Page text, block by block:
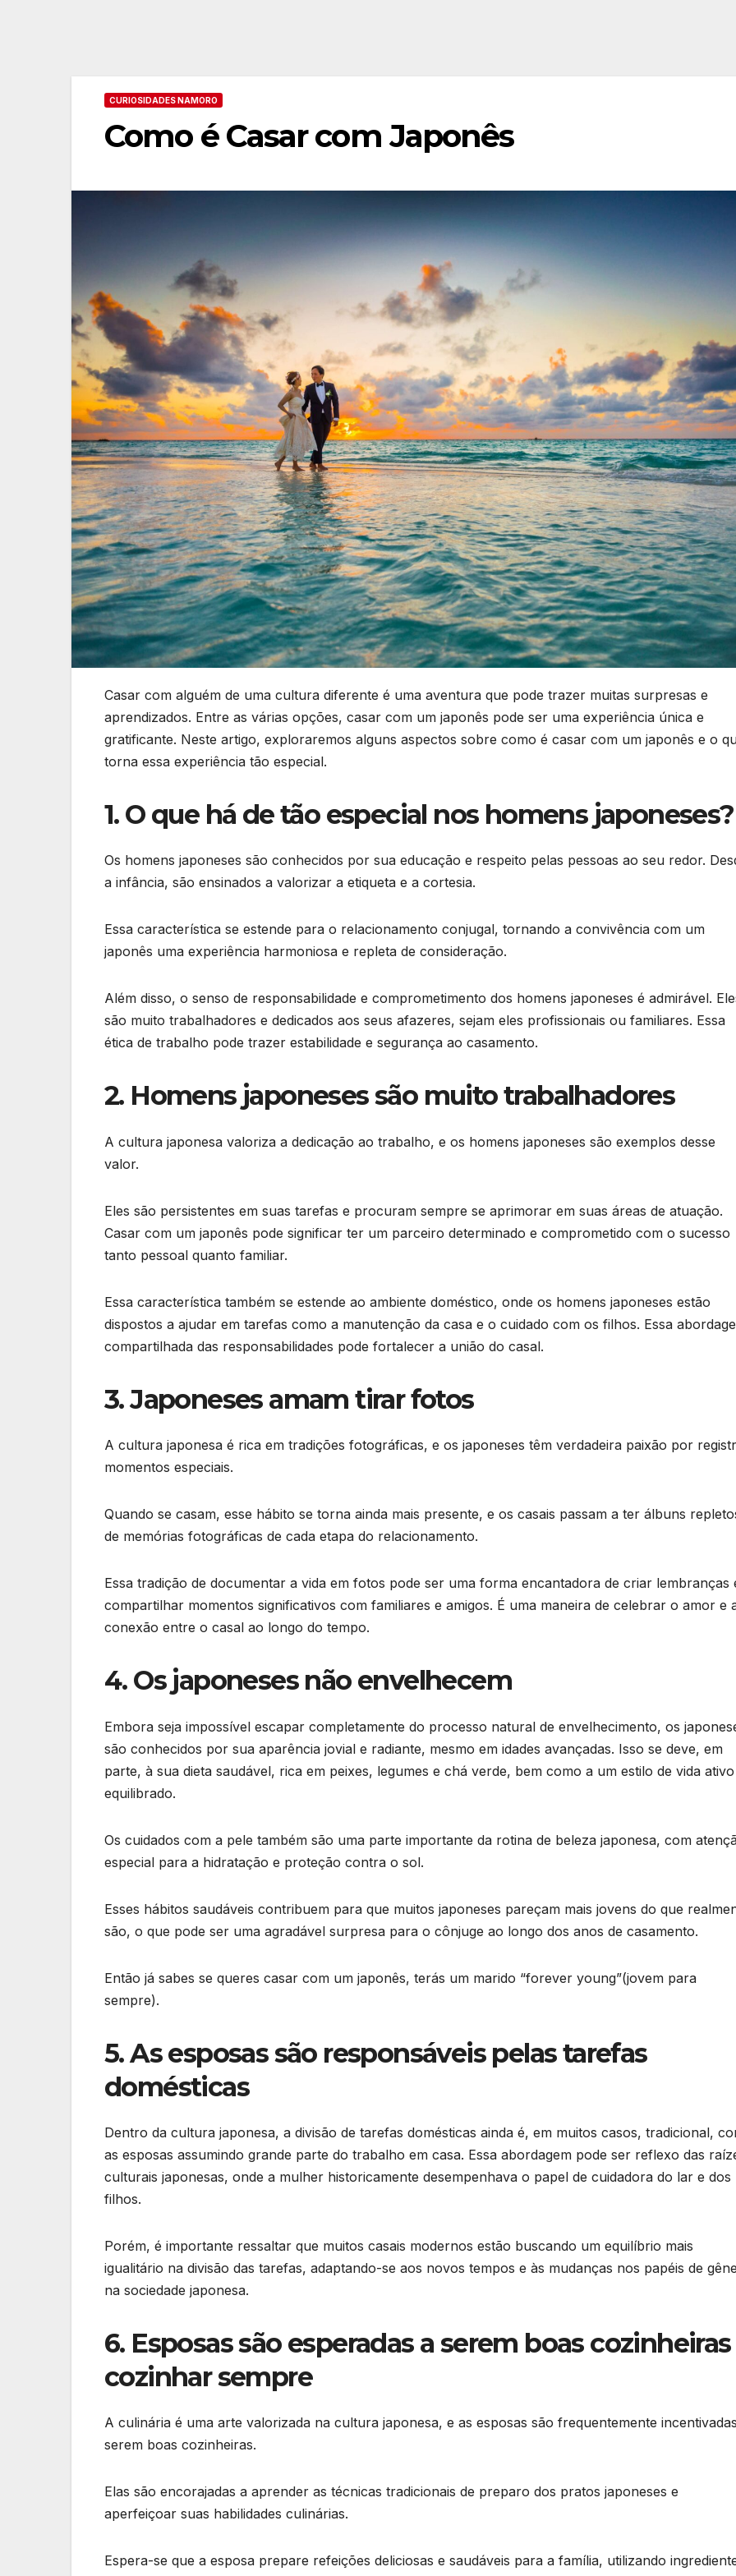
CURIOSIDADES NAMORO
Como é Casar com Japonês
Casar com alguém de uma cultura diferente é uma aventura que pode trazer muitas surpresas e
aprendizados. Entre as várias opções, casar com um japonês pode ser uma experiência única e
gratificante. Neste artigo, exploraremos alguns aspectos sobre como é casar com um japonês e o
torna essa experiência tão especial.
1. O que há de tão especial nos homens japoneses?
Os homens japoneses são conhecidos por sua educação e respeito pelas pessoas ao seu redor.
a infância, são ensinados a valorizar a etiqueta e a cortesia.
Essa característica se estende para o relacionamento conjugal, tornando a convivência com um
japonês uma experiência harmoniosa e repleta de consideração.
Além disso, o senso de responsabilidade e comprometimento dos homens japoneses é admirável.
são muito trabalhadores e dedicados aos seus afazeres, sejam eles profissionais ou familiares. Essa
ética de trabalho pode trazer estabilidade e segurança ao casamento.
2. Homens japoneses são muito trabalhadores
A cultura japonesa valoriza a dedicação ao trabalho, e os homens japoneses são exemplos desse
valor.
Eles são persistentes em suas tarefas e procuram sempre se aprimorar em suas áreas de atuação.
Casar com um japonês pode significar ter um parceiro determinado e comprometido com o sucesso
tanto pessoal quanto familiar.
Essa característica também se estende ao ambiente doméstico, onde os homens japoneses estão
dispostos a ajudar em tarefas como a manutenção da casa e o cuidado com os filhos. Essa
compartilhada das responsabilidades pode fortalecer a união do casal.
3. Japoneses amam tirar fotos
A cultura japonesa é rica em tradições fotográficas, e os japoneses têm verdadeira paixão por
momentos especiais.
Quando se casam, esse hábito se torna ainda mais presente, e os casais passam a ter álbuns
de memórias fotográficas de cada etapa do relacionamento.
Essa tradição de documentar a vida em fotos pode ser uma forma encantadora de criar lembranças
compartilhar momentos significativos com familiares e amigos. É uma maneira de celebrar o amor e
conexão entre o casal ao longo do tempo.
4. Os japoneses não envelhecem
Embora seja impossível escapar completamente do processo natural de envelhecimento, os
são conhecidos por sua aparência jovial e radiante, mesmo em idades avançadas. Isso se deve, em
parte, à sua dieta saudável, rica em peixes, legumes e chá verde, bem como a um estilo de vida
equilibrado.
Os cuidados com a pele também são uma parte importante da rotina de beleza japonesa, com
especial para a hidratação e proteção contra o sol.
Esses hábitos saudáveis contribuem para que muitos japoneses pareçam mais jovens do que
são, o que pode ser uma agradável surpresa para o cônjuge ao longo dos anos de casamento.
Então já sabes se queres casar com um japonês, terás um marido “forever young”(jovem para
sempre).
5. As esposas são responsáveis pelas tarefas
domésticas
Dentro da cultura japonesa, a divisão de tarefas domésticas ainda é, em muitos casos, tradicional,
as esposas assumindo grande parte do trabalho em casa. Essa abordagem pode ser reflexo das
culturais japonesas, onde a mulher historicamente desempenhava o papel de cuidadora do lar e dos
filhos.
Porém, é importante ressaltar que muitos casais modernos estão buscando um equilíbrio mais
igualitário na divisão das tarefas, adaptando-se aos novos tempos e às mudanças nos papéis de
na sociedade japonesa.
6. Esposas são esperadas a serem boas cozinheiras
cozinhar sempre
A culinária é uma arte valorizada na cultura japonesa, e as esposas são frequentemente
serem boas cozinheiras.
Elas são encorajadas a aprender as técnicas tradicionais de preparo dos pratos japoneses e
aperfeiçoar suas habilidades culinárias.
Espera-se que a esposa prepare refeições deliciosas e saudáveis para a família, utilizando